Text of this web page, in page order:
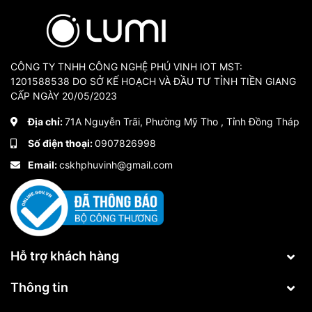
Bộ điều khiển hồng ngoại thông minh Lumi
2. Tính năng bộ điều khiển
hồng ngoại thông minh
CÔNG TY TNHH CÔNG NGHỆ PHÚ VINH IOT MST:
1201588538 DO SỞ KẾ HOẠCH VÀ ĐẦU TƯ TỈNH TIỀN GIANG
CẤP NGÀY 20/05/2023
Địa chỉ:71A Nguyễn Trãi, Phường Mỹ Tho , Tỉnh Đồng Tháp
Số điện thoại:0907826998
Email:cskhphuvinh@gmail.com
Hỗ trợ khách hàng
Thông tin